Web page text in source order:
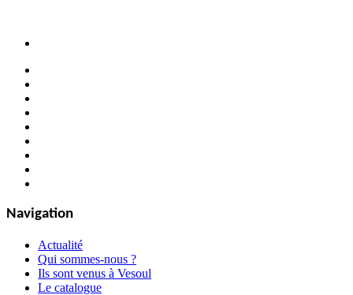
Navigation
Actualité
Qui sommes-nous ?
Ils sont venus à Vesoul
Le catalogue